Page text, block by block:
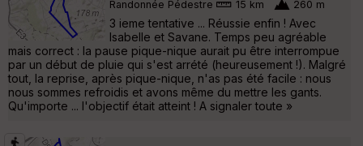
Randonnée Pédestre 15 km 260 m
3 ieme tentative ... Réussie enfin ! Avec
Isabelle et Savane. Temps peu agréable
mais correct : la pause pique-nique aurait pu être interrompue
par un début de pluie qui s'est arrété (heureusement !). Malgré
tout, la reprise, après pique-nique, n'as pas été facile : nous
nous sommes refroidis et avons même du mettre les gants.
Qu'importe ... l'objectif était atteint ! A signaler toute »